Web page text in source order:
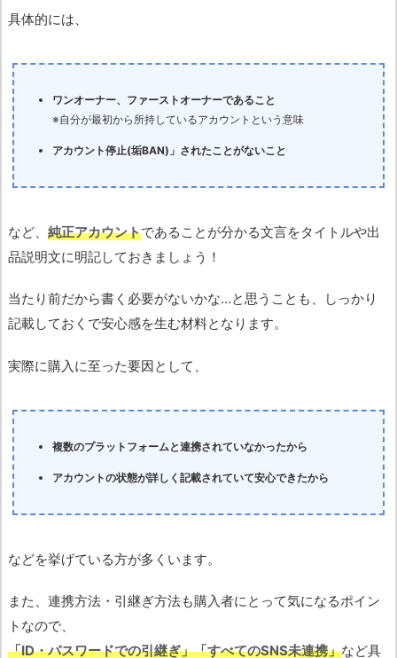
具体的には、
ワンオーナー、ファーストオーナーであること
※自分が最初から所持しているアカウントという意味
アカウント停止(垢BAN)」されたことがないこと
など、 純正アカウントであることが分かる文言をタイトルや出
品説明文に明記しておきましょう！
当たり前だから書く必要がないかな…と思うことも、しっかり
記載しておくで安心感を生む材料となります。
実際に購入に至った要因として、
複数のプラットフォームと連携されていなかったから
アカウントの状態が詳しく記載されていて安心できたから
などを挙げている方が多くいます。
また、連携方法・引継ぎ方法も購入者にとって気になるポイン
トなので、
「ID・パスワードでの引継ぎ」「すべてのSNS未連携」など具